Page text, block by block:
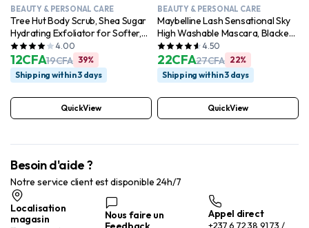
BEAUTY & PERSONAL CARE
Tree Hut Body Scrub, Shea Sugar
Hydrating Exfoliator for Softer,
Smoother Skin, Vanilla, 18 oz
4.00
19CFA
12CFA
39%
Shipping within 3 days
QuickView
BEAUTY & PERSONAL CARE
Maybelline Lash Sensational Sky
High Washable Mascara, Blackest
Black
4.50
27CFA
22CFA
22%
Shipping within 3 days
QuickView
Besoin d'aide ?
Notre service client est disponible 24h/7
Localisation
magasin
Nous faire un
Appel direct
+237 6 72 38 91 73 /